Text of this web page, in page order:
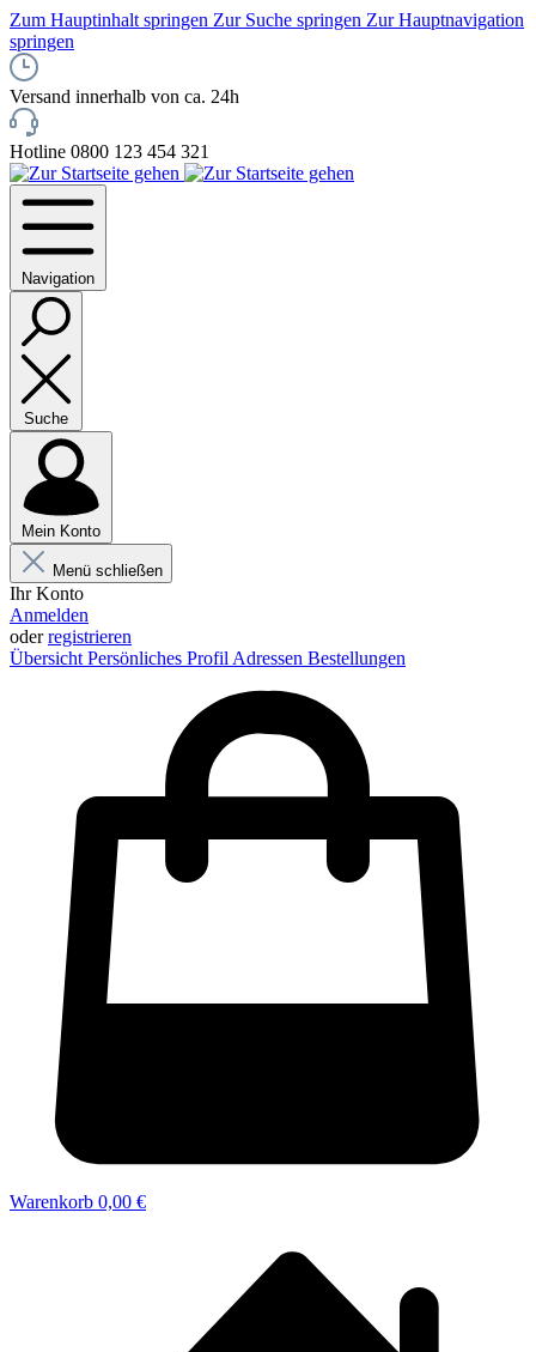
Zum Hauptinhalt springen Zur Suche springen Zur Hauptnavigation
springen
Versand innerhalb von ca. 24h
Hotline 0800 123 454 321
Navigation
Suche
Mein Konto
Menü schließen
Ihr Konto
Anmelden
oderregistrieren
Übersicht Persönliches Profil Adressen Bestellungen
Warenkorb 0,00 €